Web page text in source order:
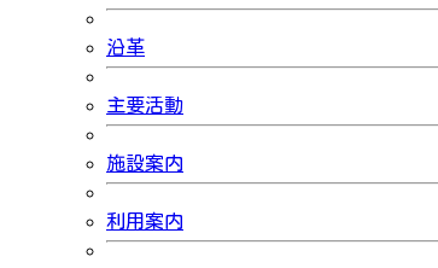
沿革
主要活動
施設案内
利用案内